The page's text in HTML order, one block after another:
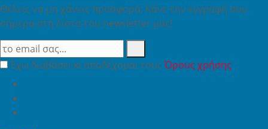
Θέλεις να μη χάνεις προσφορά; Κάνε την εγγραφή σου
σήμερα στη λίστα του newsletter μας!
Έχω διαβάσει κι αποδέχομαι τουςΌρους χρήσης